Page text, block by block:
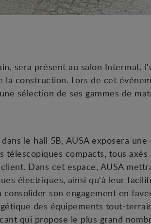
sera présent au salon Intermat,
construction. Lors de cet
sélection de ses gammes de
le hall 5B, AUSA exposera
compacts, tous
Dans cet espace, AUSA
électriques, ainsi qu'à leur
son engagement en
des équipements tout-
qui propose le plus grand